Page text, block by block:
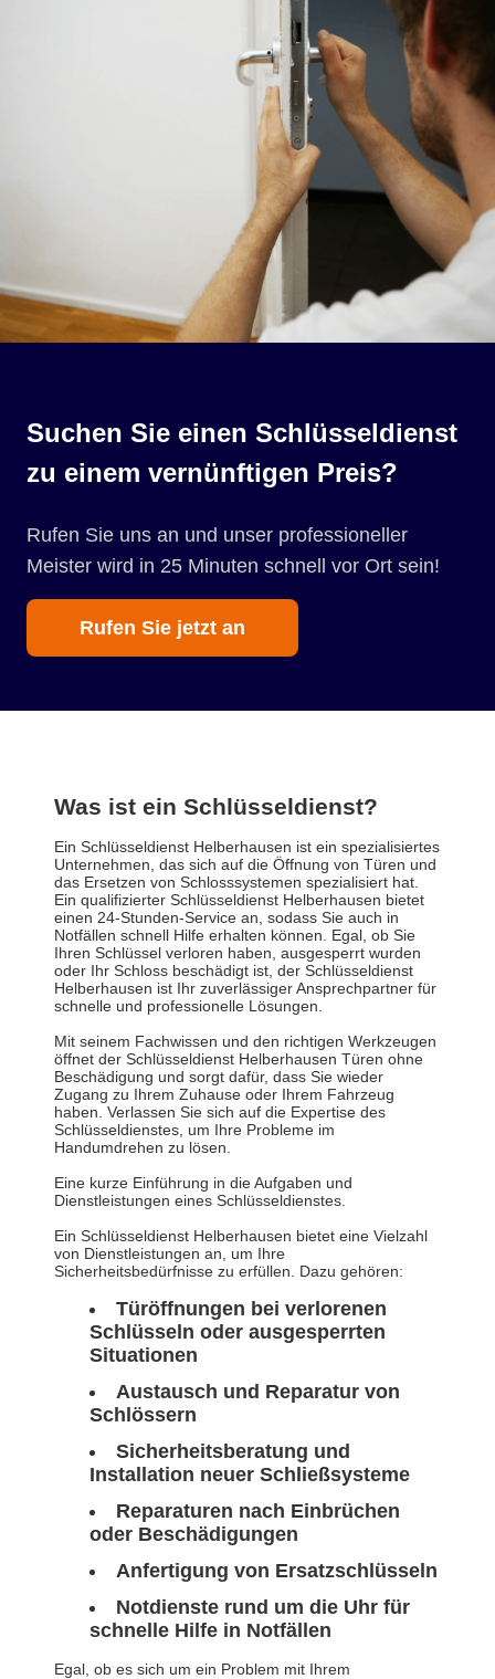
Suchen Sie einen Schlüsseldienst
zu einem vernünftigen Preis?
Rufen Sie uns an und unser professioneller
Meister wird in 25 Minuten schnell vor Ort sein!
Rufen Sie jetzt an
Was ist ein Schlüsseldienst?
Ein Schlüsseldienst Helberhausen ist ein spezialisiertes
Unternehmen, das sich auf die Öffnung von Türen und
das Ersetzen von Schlosssystemen spezialisiert hat.
Ein qualifizierter Schlüsseldienst Helberhausen bietet
einen 24-Stunden-Service an, sodass Sie auch in
Notfällen schnell Hilfe erhalten können. Egal, ob Sie
Ihren Schlüssel verloren haben, ausgesperrt wurden
oder Ihr Schloss beschädigt ist, der Schlüsseldienst
Helberhausen ist Ihr zuverlässiger Ansprechpartner für
schnelle und professionelle Lösungen.
Mit seinem Fachwissen und den richtigen Werkzeugen
öffnet der Schlüsseldienst Helberhausen Türen ohne
Beschädigung und sorgt dafür, dass Sie wieder
Zugang zu Ihrem Zuhause oder Ihrem Fahrzeug
haben. Verlassen Sie sich auf die Expertise des
Schlüsseldienstes, um Ihre Probleme im
Handumdrehen zu lösen.
Eine kurze Einführung in die Aufgaben und
Dienstleistungen eines Schlüsseldienstes.
Ein Schlüsseldienst Helberhausen bietet eine Vielzahl
von Dienstleistungen an, um Ihre
Sicherheitsbedürfnisse zu erfüllen. Dazu gehören:
Türöffnungen bei verlorenen
Schlüsseln oder ausgesperrten
Situationen
Austausch und Reparatur von
Schlössern
Sicherheitsberatung und
Installation neuer Schließsysteme
Reparaturen nach Einbrüchen
oder Beschädigungen
Anfertigung von Ersatzschlüsseln
Notdienste rund um die Uhr für
schnelle Hilfe in Notfällen
Egal, ob es sich um ein Problem mit Ihrem